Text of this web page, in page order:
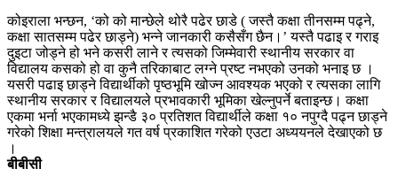
कोइराला भन्छन, ‘को को मान्छेले थोरै पढेर छाडे ( जस्तै कक्षा तीनसम्म पढ्ने,
कक्षा सातसम्म पढेर छाड्ने) भन्ने जानकारी कसैसँग छैन।’ यस्तै पढाइ र गराइ
दुइटा जोड्ने हो भने कसरी लाने र त्यसको जिम्मेवारी स्थानीय सरकार वा
विद्यालय कसको हो वा कुनै तरिकाबाट लग्ने प्रष्ट नभएको उनको भनाइ छ ।
यसरी पढाइ छाड्ने विद्यार्थीको पृष्ठभूमि खोज्न आवश्यक भएको र त्यसका लागि
स्थानीय सरकार र विद्यालयले प्रभावकारी भूमिका खेल्नुपर्ने बताइन्छ। कक्षा
एकमा भर्ना भएकामध्ये झन्डै ३० प्रतिशत विद्यार्थीले कक्षा १० नपुग्दै पढ्न छाड्ने
गरेको शिक्षा मन्त्रालयले गत वर्ष प्रकाशित गरेको एउटा अध्ययनले देखाएको छ
।
बीबीसी